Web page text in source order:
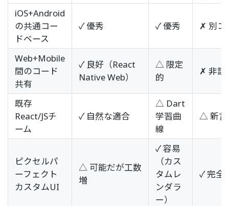
iOS+Android
の共通コー
ドベース
✓ 優秀 ✓ 優秀 ✗ 別コ
Web+Mobile
間のコード
共有
✓ 良好（React
Native Web）
△ 限定
的
✗ 非該
既存
React/JSチ
ーム
✓ 自然な適合
△ Dart
学習曲
線
△ 新言
ピクセルパ
ーフェクト
カスタムUI
△ 可能だが工数
増
✓ 容易
（カス
タムレ
ンダラ
ー）
✓ 完全